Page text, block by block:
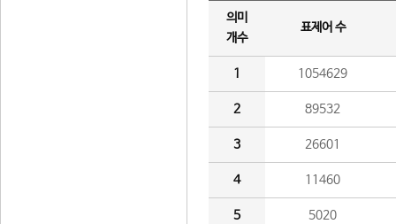
의미
개수
표제어 수
1 1054629
2 89532
3 26601
4 11460
5 5020